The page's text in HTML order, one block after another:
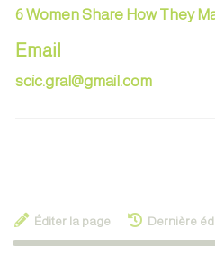
6 Women Share How They
Email
scic.gral@gmail.com
Éditer la page Dernière